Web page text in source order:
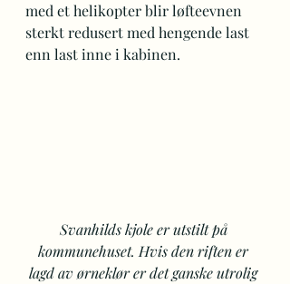
med et helikopter blir løfteevnen
sterkt redusert med hengende last
enn last inne i kabinen.
Svanhilds kjole er utstilt på
kommunehuset. Hvis den riften er
lagd av ørneklør er det ganske utrolig